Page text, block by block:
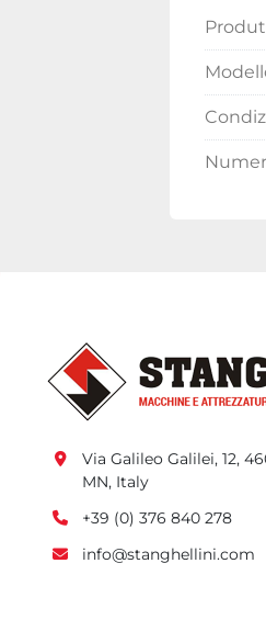
Via Galileo Galilei, 12,
MN, Italy
+39 (0) 376 840 278
info@stanghellini.com